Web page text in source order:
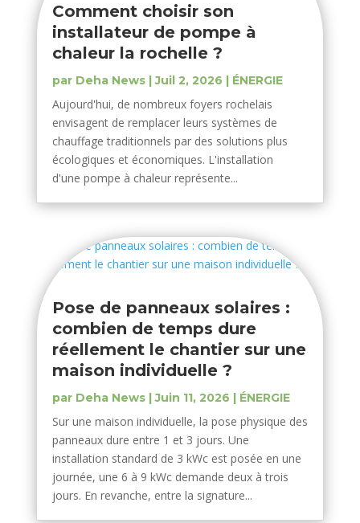
Comment choisir son
installateur de pompe à
chaleur la rochelle ?
par Deha News|Juil 2, 2026 | ÉNERGIE
Aujourd'hui, de nombreux foyers rochelais
envisagent de remplacer leurs systèmes de
chauffage traditionnels par des solutions plus
écologiques et économiques. L'installation
d'une pompe à chaleur représente...
Pose de panneaux solaires :
combien de temps dure
réellement le chantier sur une
maison individuelle ?
par Deha News|Juin 11, 2026 | ÉNERGIE
Sur une maison individuelle, la pose physique des
panneaux dure entre 1 et 3 jours. Une
installation standard de 3 kWc est posée en une
journée, une 6 à 9 kWc demande deux à trois
jours. En revanche, entre la signature...